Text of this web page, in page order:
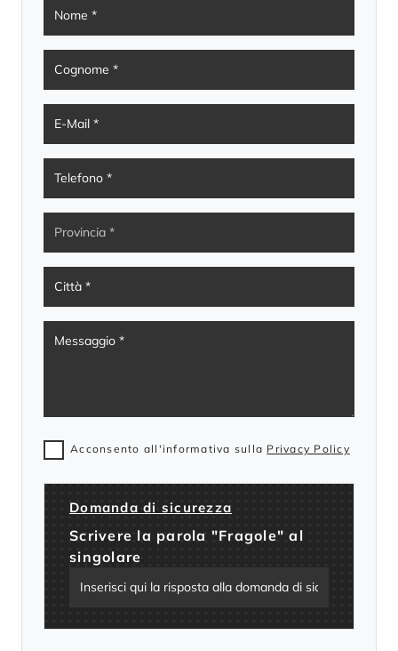
Acconsento all'informativa sulla Privacy Policy
Domanda di sicurezza
Scrivere la parola "Fragole" al
singolare